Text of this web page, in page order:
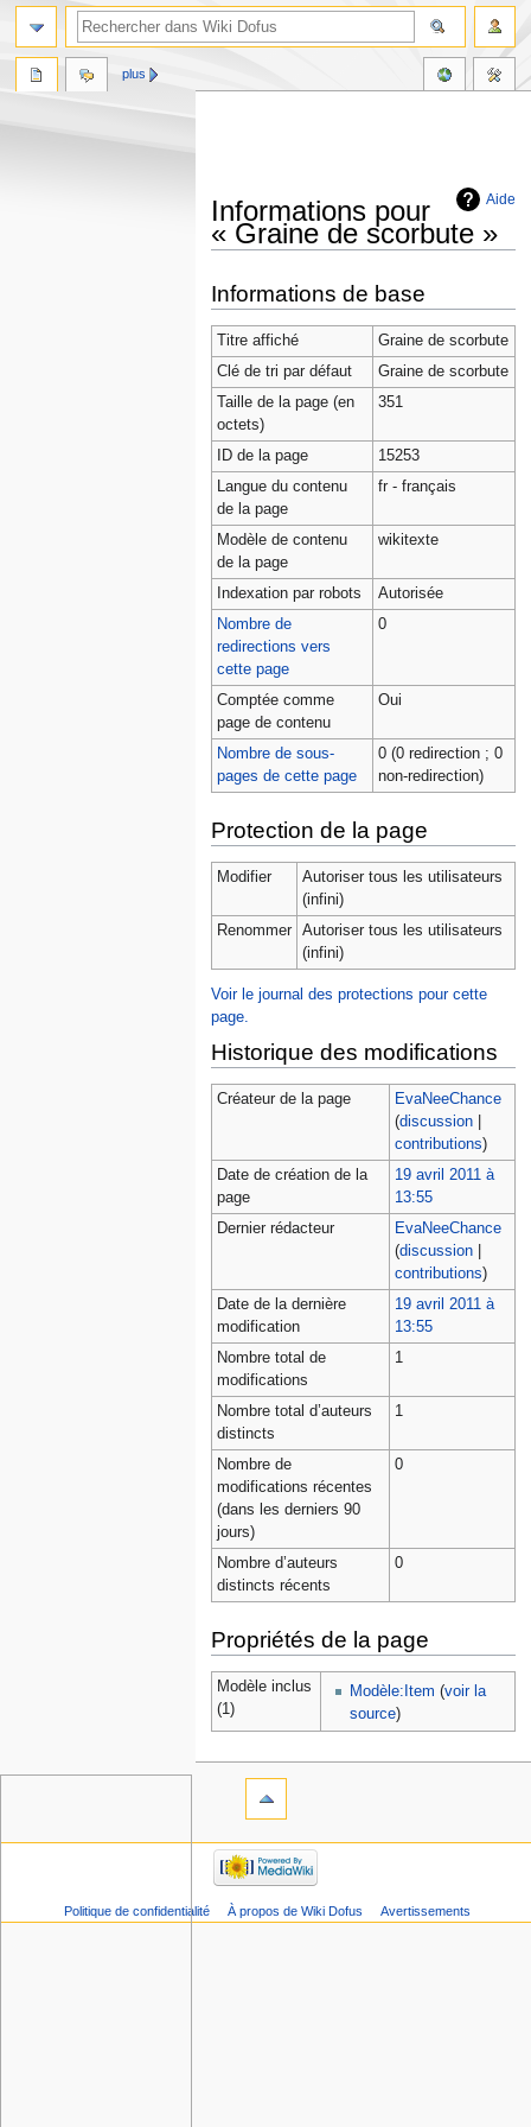
Aide
Informations pour
« Graine de scorbute »
à
la
navigation
à
la
recherche
Informations de base
Titre affiché
Graine de scorbute
Clé de tri par défaut
Graine de scorbute
Taille de la page (en
octets)
351
ID de la page
15253
Langue du contenu
de la page
fr - français
Modèle de contenu
de la page
wikitexte
Indexation par robots
Autorisée
Nombre de
redirections vers
cette page
0
Comptée comme
page de contenu
Oui
Nombre de sous-
pages de cette page
0 (0 redirection ; 0
non-redirection)
Protection de la page
Modifier
Autoriser tous les utilisateurs
(infini)
Renommer
Autoriser tous les utilisateurs
(infini)
Voir le journal des protections pour cette
page.
Historique des modifications
Créateur de la page
EvaNeeChance
(discussion|
contributions)
Date de création de la
page
19 avril 2011 à
13:55
Dernier rédacteur
EvaNeeChance
(discussion|
contributions)
Date de la dernière
modification
19 avril 2011 à
13:55
Nombre total de
modifications
1
Nombre total d’auteurs
distincts
1
Nombre de
modifications récentes
(dans les derniers 90
jours)
0
Nombre d’auteurs
distincts récents
0
Propriétés de la page
Modèle inclus
(1)
Modèle:Item (voir la
source)
plus
Politique de confidentialité À propos de Wiki Dofus Avertissements